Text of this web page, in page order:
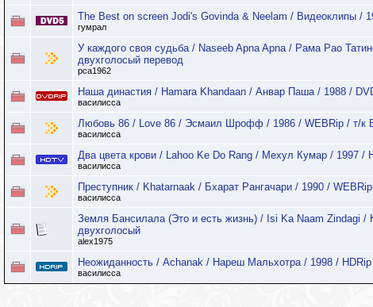
The Best on screen Jodi's Govinda & Neelam / Видеоклипы /
гумрал
У каждого своя судьба / Naseeb Apna Apna / Рама Рао
двухголосый перевод
pca1962
Наша династия / Hamara Khandaan / Анвар Паша / 1988 /
василисса
Любовь 86 / Love 86 / Эсмаил Шрофф / 1986 / WEBRip / т/к
василисса
Два цвета крови / Lahoo Ke Do Rang / Мехул Кумар / 1997 /
василисса
Преступник / Khatarnaak / Бхарат Рангачари / 1990 /
василисса
Земля Бансилала (Это и есть жизнь) / Isi Ka Naam Zindagi
двухголосый
alex1975
Неожиданность / Achanak / Нареш Мальхотра / 1998 /
василисса